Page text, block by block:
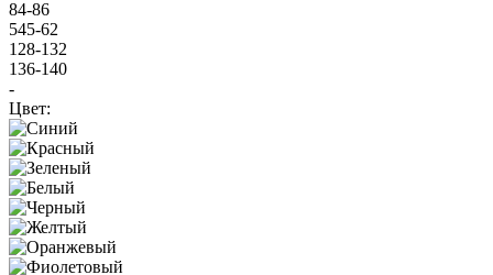
84-86
545-62
128-132
136-140
-
Цвет: